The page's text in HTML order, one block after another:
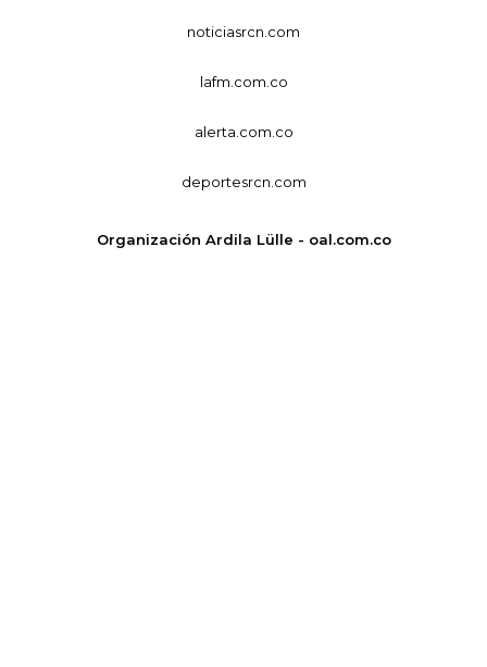
noticiasrcn.com
lafm.com.co
alerta.com.co
deportesrcn.com
Organización Ardila Lülle - oal.com.co